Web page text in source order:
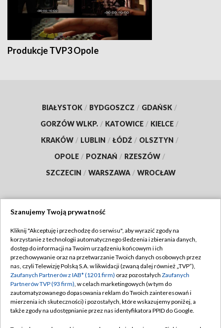
Produkcje TVP3 Opole
BIAŁYSTOK / BYDGOSZCZ / GDAŃSK /
GORZÓW WLKP. / KATOWICE / KIELCE /
KRAKÓW / LUBLIN / ŁÓDŹ / OLSZTYN /
OPOLE / POZNAŃ / RZESZÓW /
SZCZECIN / WARSZAWA / WROCŁAW
TVP
Abonament TVP
Emisja w TVP
Centrum informacji TVP
Naziemna Telewizja Cyfrowa
Regulamin TVP
Polityka prywatności
Moje zgody
Pomoc
Szanujemy Twoją prywatność
Kliknij "Akceptuję i przechodzę do serwisu", aby wyrazić zgody na
korzystanie z technologii automatycznego śledzenia i zbierania danych,
dostęp do informacji na Twoim urządzeniu końcowym i ich
przechowywanie oraz na przetwarzanie Twoich danych osobowych przez
nas, czyli Telewizję Polską S.A. w likwidacji (zwaną dalej również „TVP”),
Zaufanych Partnerów z IAB* (1201 firm) oraz pozostałych Zaufanych
Partnerów TVP (93 firm), w celach marketingowych (w tym do
zautomatyzowanego dopasowania reklam do Twoich zainteresowań i
mierzenia ich skuteczności) i pozostałych, które wskazujemy poniżej, a
także zgody na udostępnianie przez nas identyfikatora PPID do Google.